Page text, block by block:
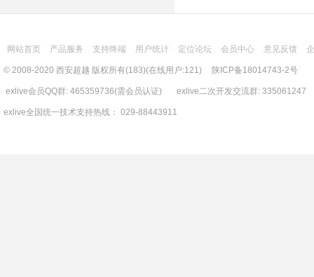
网站首页 产品服务 支持终端 用户统计 定位论坛 会员中心 意见反馈
© 2008-2020 西安超越 版权所有(183)(在线用户:121) 陕ICP备18014743-2号
exlive会员QQ群: 465359736(需会员认证) exlive二次开发交流群: 335061247
exlive全国统一技术支持热线： 029-88443911